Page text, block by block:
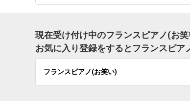
現在受け付け中のフランスピアノ(お
お気に入り登録をするとフランスピア
フランスピアノ(お笑い)